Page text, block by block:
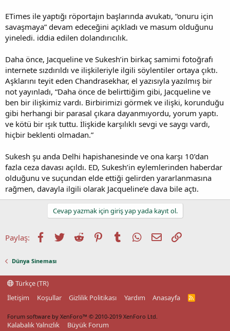
ETimes ile yaptığı röportajın başlarında avukatı, “onuru için
savaşmaya” devam edeceğini açıkladı ve masum olduğunu
yineledi. iddia edilen dolandırıcılık.
Daha önce, Jacqueline ve Sukesh’in birkaç samimi fotoğrafı
internete sızdırıldı ve ilişkileriyle ilgili söylentiler ortaya çıktı.
Aşklarını teyit eden Chandrasekhar, el yazısıyla yazılmış bir
not yayınladı, “Daha önce de belirttiğim gibi, Jacqueline ve
ben bir ilişkimiz vardı. Birbirimizi görmek ve ilişki, korunduğu
gibi herhangi bir parasal çıkara dayanmıyordu, yorum yaptı.
ve kötü bir ışık tuttu. İlişkide karşılıklı sevgi ve saygı vardı,
hiçbir beklenti olmadan.”
Sukesh şu anda Delhi hapishanesinde ve ona karşı 10’dan
fazla ceza davası açıldı. ED, Sukesh’in eylemlerinden haberdar
olduğunu ve suçundan elde ettiği gelirden yararlanmasına
rağmen, davayla ilgili olarak Jacqueline’e dava bile açtı.
Cevap yazmak için giriş yap yada kayıt ol.
Paylaş: Facebook
TwitterReddit PinterestTumblrWhatsApp
E-postaLink
Dünya Sineması
Türkçe (TR)
İletişim
Koşullar Gizlilik Politikası Yardım Anasayfa
R
Forum software by XenForo™ © 2010-2019 XenForo Ltd.
Kalabalık Yalnızlık Büyük Forum